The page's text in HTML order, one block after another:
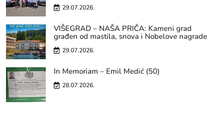
29.07.2026.
VIŠEGRAD – NAŠA PRIČA: Kameni grad
građen od mastila, snova i Nobelove nagrade
29.07.2026.
In Memoriam – Emil Medić (50)
28.07.2026.